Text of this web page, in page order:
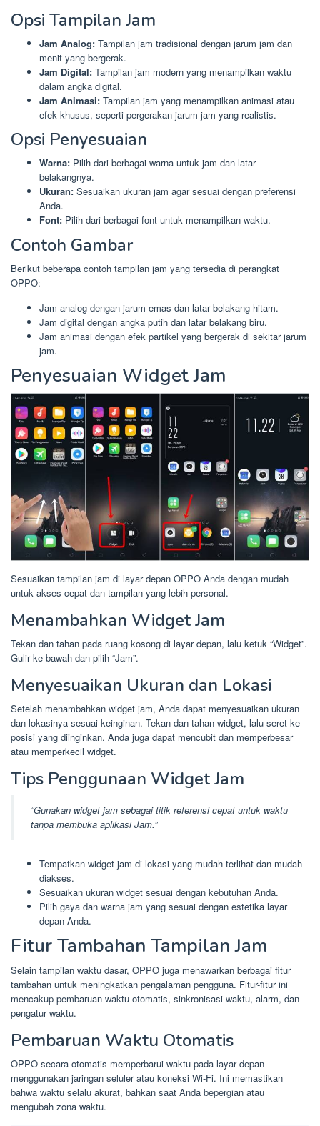
Opsi Tampilan Jam
Jam Analog: Tampilan jam tradisional dengan jarum jam dan
menit yang bergerak.
Jam Digital: Tampilan jam modern yang menampilkan waktu
dalam angka digital.
Jam Animasi: Tampilan jam yang menampilkan animasi atau
efek khusus, seperti pergerakan jarum jam yang realistis.
Opsi Penyesuaian
Warna: Pilih dari berbagai warna untuk jam dan latar
belakangnya.
Ukuran: Sesuaikan ukuran jam agar sesuai dengan preferensi
Anda.
Font: Pilih dari berbagai font untuk menampilkan waktu.
Contoh Gambar
Berikut beberapa contoh tampilan jam yang tersedia di perangkat
OPPO:
Jam analog dengan jarum emas dan latar belakang hitam.
Jam digital dengan angka putih dan latar belakang biru.
Jam animasi dengan efek partikel yang bergerak di sekitar jarum
jam.
Penyesuaian Widget Jam
Sesuaikan tampilan jam di layar depan OPPO Anda dengan mudah
untuk akses cepat dan tampilan yang lebih personal.
Menambahkan Widget Jam
Tekan dan tahan pada ruang kosong di layar depan, lalu ketuk “Widget”.
Gulir ke bawah dan pilih “Jam”.
Menyesuaikan Ukuran dan Lokasi
Setelah menambahkan widget jam, Anda dapat menyesuaikan ukuran
dan lokasinya sesuai keinginan. Tekan dan tahan widget, lalu seret ke
posisi yang diinginkan. Anda juga dapat mencubit dan memperbesar
atau memperkecil widget.
Tips Penggunaan Widget Jam
“Gunakan widget jam sebagai titik referensi cepat untuk waktu
tanpa membuka aplikasi Jam.”
Tempatkan widget jam di lokasi yang mudah terlihat dan mudah
diakses.
Sesuaikan ukuran widget sesuai dengan kebutuhan Anda.
Pilih gaya dan warna jam yang sesuai dengan estetika layar
depan Anda.
Fitur Tambahan Tampilan Jam
Selain tampilan waktu dasar, OPPO juga menawarkan berbagai fitur
tambahan untuk meningkatkan pengalaman pengguna. Fitur-fitur ini
mencakup pembaruan waktu otomatis, sinkronisasi waktu, alarm, dan
pengatur waktu.
Pembaruan Waktu Otomatis
OPPO secara otomatis memperbarui waktu pada layar depan
menggunakan jaringan seluler atau koneksi Wi-Fi. Ini memastikan
bahwa waktu selalu akurat, bahkan saat Anda bepergian atau
mengubah zona waktu.